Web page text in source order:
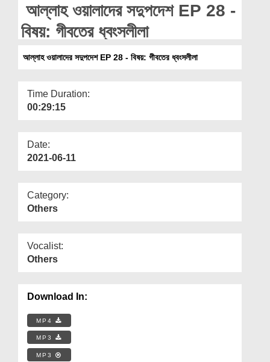
Departments
আল্লাহ ওয়ালাদের সদুপদেশ EP 28 -
বিষয়: গীবতের ধ্বংসলীলা
আল্লাহ ওয়ালাদের সদুপদেশ EP 28 - বিষয়: গীবতের ধ্বংসলীলা
Time Duration:
00:29:15
Date:
2021-06-11
Category:
Others
Vocalist:
Others
Download In:
MP4
MP3
MP3